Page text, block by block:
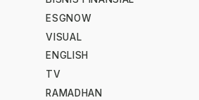
ESGNOW
VISUAL
ENGLISH
TV
RAMADHAN